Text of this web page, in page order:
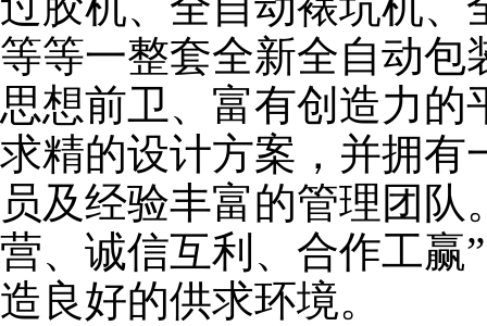
等等一整套全新全自动包
思想前卫、富有创造力的
求精的设计方案，并拥有
员及经验丰富的管理团
营、诚信互利、合作工赢
造良好的供求环境。